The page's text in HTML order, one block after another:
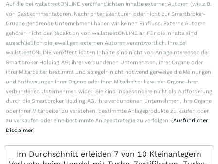
Auf die bei wallstreetONLINE veröffentlichten Inhalte externer Autoren (wie z.B.
von Gastkommentatoren, Nachrichtenagenturen oder nicht zur Smartbroker-
Gruppe gehörende Unternehmen) haben wir keinen Einfluss. Externe Autoren
gehören nicht der Redaktion von wallstreetONLINE an.Für die Inhalte sind
ausschließlich die jeweiligen externen Autoren verantwortlich. Ihre bei
wallstreetONLINE veröffentlichten Inhalte sind nicht von Anlageinteressen der
Smartbroker Holding AG, ihrer verbundenen Unternehmen, ihrer Organe oder
ihrer Mitarbeiter bestimmt und spiegeln nicht notwendigerweise die Meinungen
und Auffassungen ihrer Organe oder ihrer Mitarbeiter bzw. der Organe ihrer
verbundenen Unternehmen wider. Sie sind insbesondere nicht als Aufforderung
durch die Smartbroker Holding AG, ihre verbundenen Unternehmen, ihre Organe
oder ihrer Mitarbeiter zu verstehen, bestimmte Anlageprodukte zu kaufen oder
zu verkaufen oder eine bestimmte Anlagestrategie zu verfolgen. (Ausführlicher
Disclaimer)
Im Durchschnitt erleiden 7 von 10 Kleinanlegern